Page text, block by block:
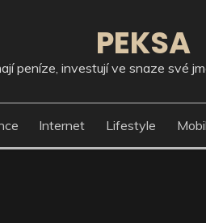
PEKSA
peníze, investují ve snaze své
Internet Lifestyle Mobil